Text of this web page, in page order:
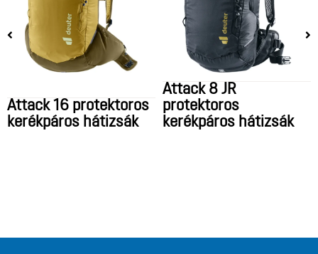
Attack 16 protektoros
kerékpáros hátizsák
Attack 8 JR
protektoros
kerékpáros hátizsák